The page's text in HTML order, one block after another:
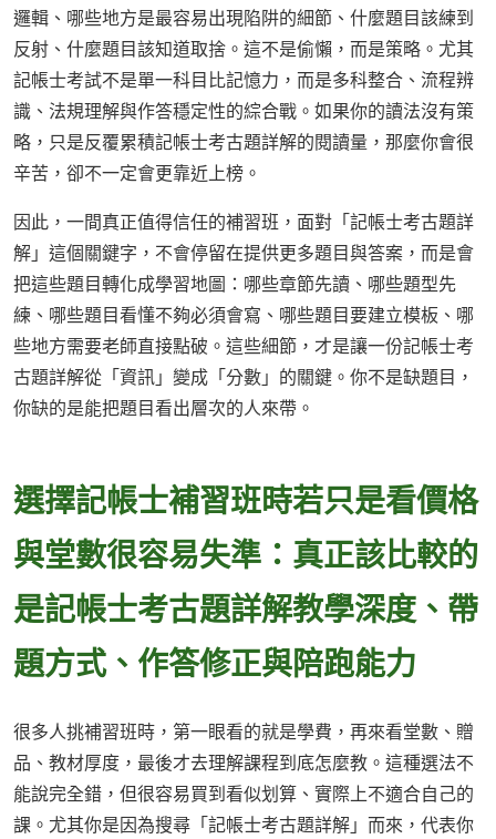
邏輯、哪些地方是最容易出現陷阱的細節、什麼題目該練到
反射、什麼題目該知道取捨。這不是偷懶，而是策略。尤其
記帳士考試不是單一科目比記憶力，而是多科整合、流程辨
識、法規理解與作答穩定性的綜合戰。如果你的讀法沒有策
略，只是反覆累積記帳士考古題詳解的閱讀量，那麼你會很
辛苦，卻不一定會更靠近上榜。
因此，一間真正值得信任的補習班，面對「記帳士考古題詳
解」這個關鍵字，不會停留在提供更多題目與答案，而是會
把這些題目轉化成學習地圖：哪些章節先讀、哪些題型先
練、哪些題目看懂不夠必須會寫、哪些題目要建立模板、哪
些地方需要老師直接點破。這些細節，才是讓一份記帳士考
古題詳解從「資訊」變成「分數」的關鍵。你不是缺題目，
你缺的是能把題目看出層次的人來帶。
選擇記帳士補習班時若只是看價格
與堂數很容易失準：真正該比較的
是記帳士考古題詳解教學深度、帶
題方式、作答修正與陪跑能力
很多人挑補習班時，第一眼看的就是學費，再來看堂數、贈
品、教材厚度，最後才去理解課程到底怎麼教。這種選法不
能說完全錯，但很容易買到看似划算、實際上不適合自己的
課。尤其你是因為搜尋「記帳士考古題詳解」而來，代表你